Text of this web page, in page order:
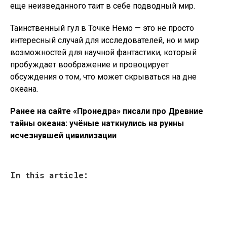
еще неизведанного таит в себе подводный мир.
Таинственный гул в Точке Немо — это не просто
интересный случай для исследователей, но и мир
возможностей для научной фантастики, который
пробуждает воображение и провоцирует
обсуждения о том, что может скрываться на дне
океана.
Ранее на сайте «Пронедра» писали про Древние
тайны океана: учёные наткнулись на руины
исчезнувшей цивилизации
In this article: